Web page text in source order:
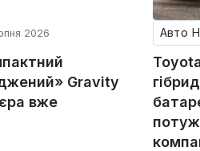
2026
Gravity
вже
Авто